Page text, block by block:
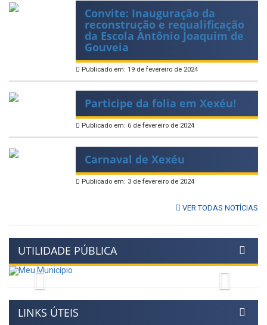
Convite: Inauguração da
reconstrução e requalificação
da Escola Antônio Joaquim de
Gouveia
Publicado em: 19 de fevereiro de 2024
Participe da folia em Xexéu!
Publicado em: 6 de fevereiro de 2024
Carnaval de Xexéu
Publicado em: 3 de fevereiro de 2024
VER TODAS NOTÍCIAS
UTILIDADE PÚBLICA
Previous
LINKS ÚTEIS